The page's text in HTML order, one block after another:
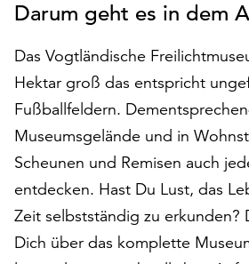
anonymen
genutzt
werden.
Klicken
Sie
auf
„Alle
akzeptieren“,
um
alle
Darum geht es in dem
Das Vogtländische
Hektar groß das entspricht
Fußballfeldern.
Museumsgelände und in
Scheunen und Remisen auch
entdecken. Hast Du Lust, das
Zeit selbstständig zu erkunden?
Dich über das komplette